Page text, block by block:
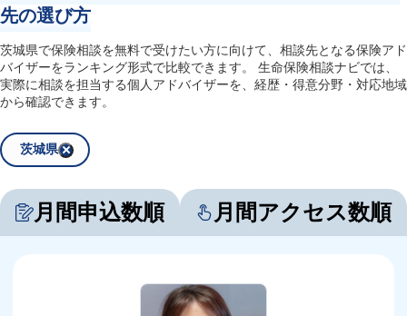
高額医療費制度
介護・認知症保険
個人年金保険
学資保険・教育資金対策
住宅ローン対策
先の選び方
茨城県で保険相談を無料で受けたい方に向けて、相談先となる保険アド
バイザーをランキング形式で比較できます。 生命保険相談ナビでは、
実際に相談を担当する個人アドバイザーを、経歴・得意分野・対応地域
から確認できます。
茨城県
月間申込数順 月間アクセス数順